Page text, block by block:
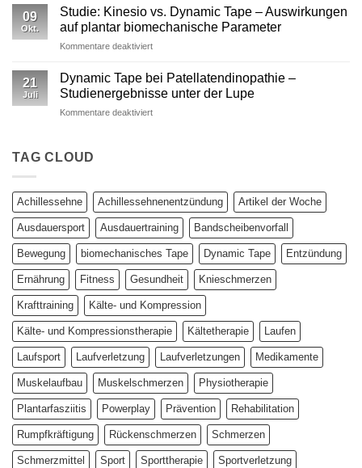
Tape
Kinesiotape
–
wissenschaftlich
fundierter
09
Okt.
Studie: Kinesio vs. Dynamic Tape – Auswirkungen
auf plantar biomechanische Parameter
Kommentare deaktiviertfür
Kinesio
Dynamic
Tape
Parameter
21
Juli
Dynamic Tape bei Patellatendinopathie –
Studienergebnisse unter der Lupe
Kommentare deaktiviertfür
Studienergebnisse
unter
der
TAG CLOUD
Achillessehne Achillessehnenentzündung Artikel der Woche
Ausdauersport Ausdauertraining Bandscheibenvorfall
Bewegung biomechanisches Tape Dynamic Tape Entzündung
Ernährung Fitness Gesundheit Knieschmerzen
Krafttraining Kälte- und Kompression
Kälte- und Kompressionstherapie Kältetherapie Laufen
Laufsport Laufverletzung Laufverletzungen Medikamente
Muskelaufbau Muskelschmerzen Physiotherapie
Plantarfasziitis Powerplay Prävention Rehabilitation
Rumpfkräftigung Rückenschmerzen Schmerzen
Schmerzmittel Sport Sporttherapie Sportverletzung